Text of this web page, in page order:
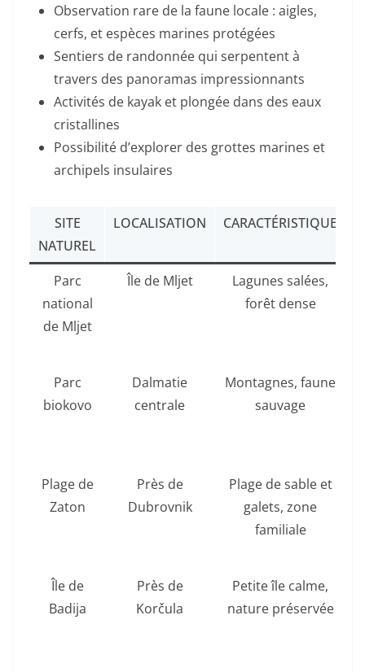
Observation rare de la faune locale : aigles,
cerfs, et espèces marines protégées
Sentiers de randonnée qui serpentent à
travers des panoramas impressionnants
Activités de kayak et plongée dans des eaux
cristallines
Possibilité d’explorer des grottes marines et
archipels insulaires
SITE
NATUREL
LOCALISATION CARACTÉRISTIQUE
Parc
national
de Mljet
Île de Mljet
Lagunes salées,
forêt dense
Parc
biokovo
Dalmatie
centrale
Montagnes, faune
sauvage
Plage de
Zaton
Près de
Dubrovnik
Plage de sable et
galets, zone
familiale
Île de
Badija
Près de
Korčula
Petite île calme,
nature préservée